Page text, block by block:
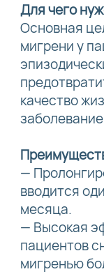
Для чего
Основная
мигрени у
качество
—
вводится
месяца.
— Высокая
пациентов
мигренью